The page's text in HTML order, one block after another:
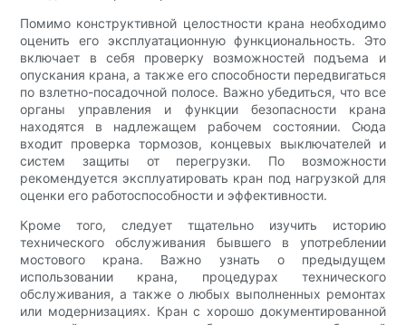
Помимо конструктивной целостности крана необходимо
оценить его эксплуатационную функциональность. Это
включает в себя проверку возможностей подъема и
опускания крана, а также его способности передвигаться
по взлетно-посадочной полосе. Важно убедиться, что все
органы управления и функции безопасности крана
находятся в надлежащем рабочем состоянии. Сюда
входит проверка тормозов, концевых выключателей и
систем защиты от перегрузки. По возможности
рекомендуется эксплуатировать кран под нагрузкой для
оценки его работоспособности и эффективности.
Кроме того, следует тщательно изучить историю
технического обслуживания бывшего в употреблении
мостового крана. Важно узнать о предыдущем
использовании крана, процедурах технического
обслуживания, а также о любых выполненных ремонтах
или модернизациях. Кран с хорошо документированной